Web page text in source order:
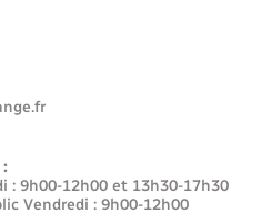
: 9h00-12h00 et 13h30-17h30
Vendredi : 9h00-12h00